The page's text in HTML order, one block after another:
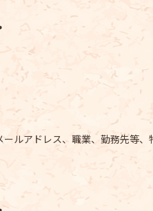
ルアドレス、職業、勤務先等、